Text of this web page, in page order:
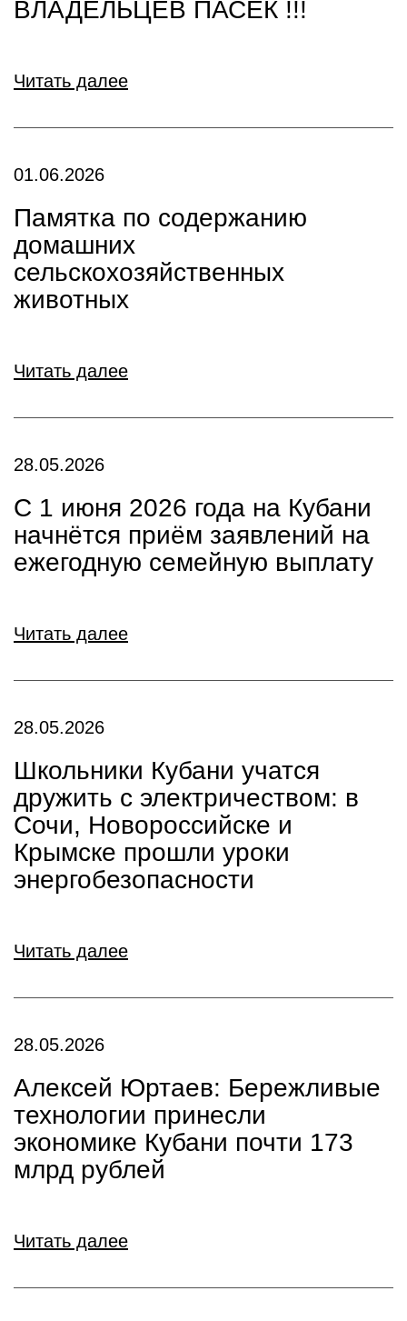
ВЛАДЕЛЬЦЕВ ПАСЕК !!!
Читать далее
01.06.2026
Памятка по содержанию
домашних
сельскохозяйственных
животных
Читать далее
28.05.2026
С 1 июня 2026 года на Кубани
начнётся приём заявлений на
ежегодную семейную выплату
Читать далее
28.05.2026
Школьники Кубани учатся
дружить с электричеством: в
Сочи, Новороссийске и
Крымске прошли уроки
энергобезопасности
Читать далее
28.05.2026
Алексей Юртаев: Бережливые
технологии принесли
экономике Кубани почти 173
млрд рублей
Читать далее